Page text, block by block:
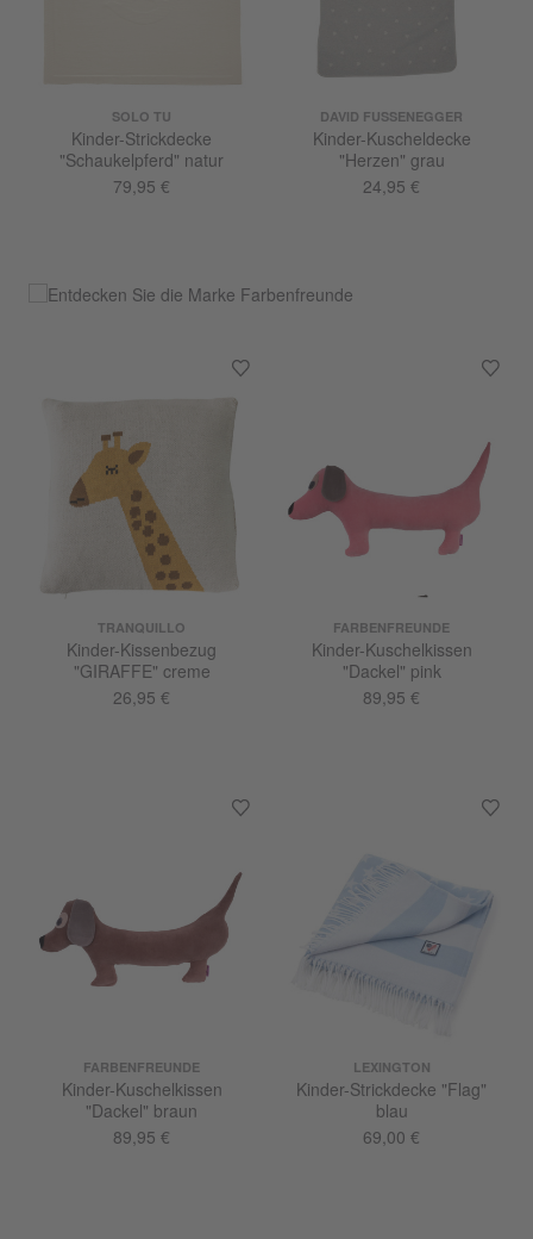
SOLO TU
Kinder-Strickdecke
"Schaukelpferd" natur
79,95 €
DAVID FUSSENEGGER
Kinder-Kuscheldecke
"Herzen" grau
24,95 €
TRANQUILLO
Kinder-Kissenbezug
"GIRAFFE" creme
26,95 €
FARBENFREUNDE
Kinder-Kuschelkissen
"Dackel" pink
89,95 €
FARBENFREUNDE
Kinder-Kuschelkissen
"Dackel" braun
89,95 €
LEXINGTON
Kinder-Strickdecke "Flag"
blau
69,00 €